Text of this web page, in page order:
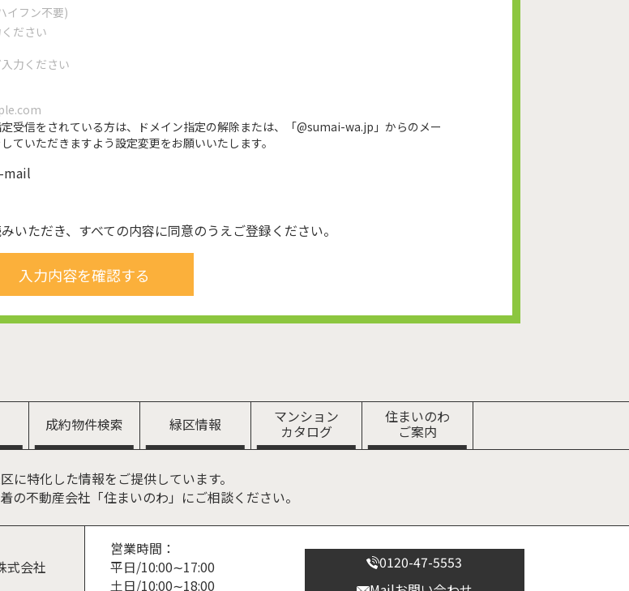
受信をされている方は、ドメイン指定の解除または、「@sumai-wa.jp」からのメー
ていただきますよう設定変更をお願いいたします。
mail
いただき、すべての内容に同意のうえご登録ください。
成約物件検索 緑区情報
マンション
カタログ
住まいのわ
ご案内
に特化した情報をご提供しています。
の不動産会社「住まいのわ」にご相談ください。
式会社
営業時間：
平日/10:00∼17:00
土日/10:00∼18:00
0120-47-5553